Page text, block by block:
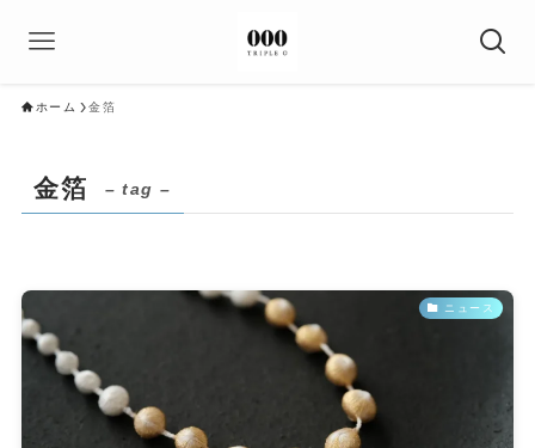
ホーム 金箔
金箔 – tag –
ニュース